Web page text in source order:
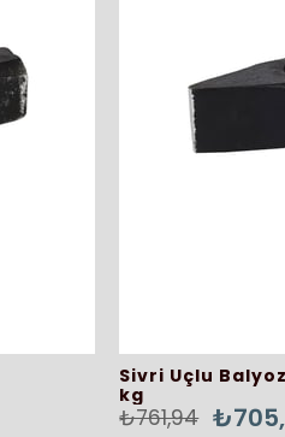
Sivri Uçlu
kg
₺761,94